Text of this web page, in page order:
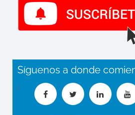
Síguenos a donde